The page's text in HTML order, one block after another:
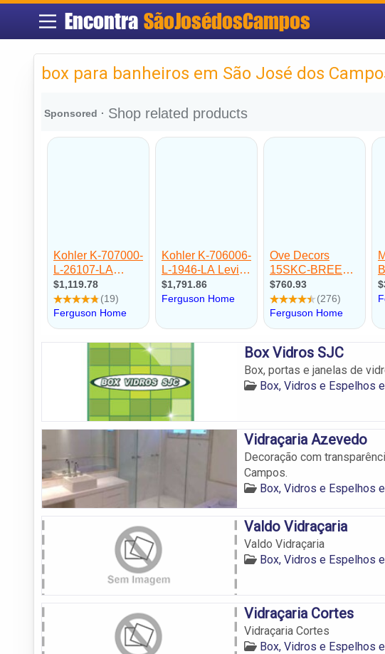
Encontra SãoJosédosCampos
box para banheiros em São José dos
Box Vidros SJC
Box, portas e janelas de
Box, Vidros e Espelhos
Vidraçaria Azevedo
Decoração com
Campos.
Box, Vidros e Espelhos
Valdo Vidraçaria
Valdo Vidraçaria
Box, Vidros e Espelhos
Vidraçaria Cortes
Vidraçaria Cortes
Box, Vidros e Espelhos